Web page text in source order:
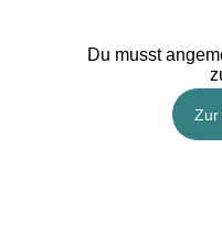
Du musst
Zur